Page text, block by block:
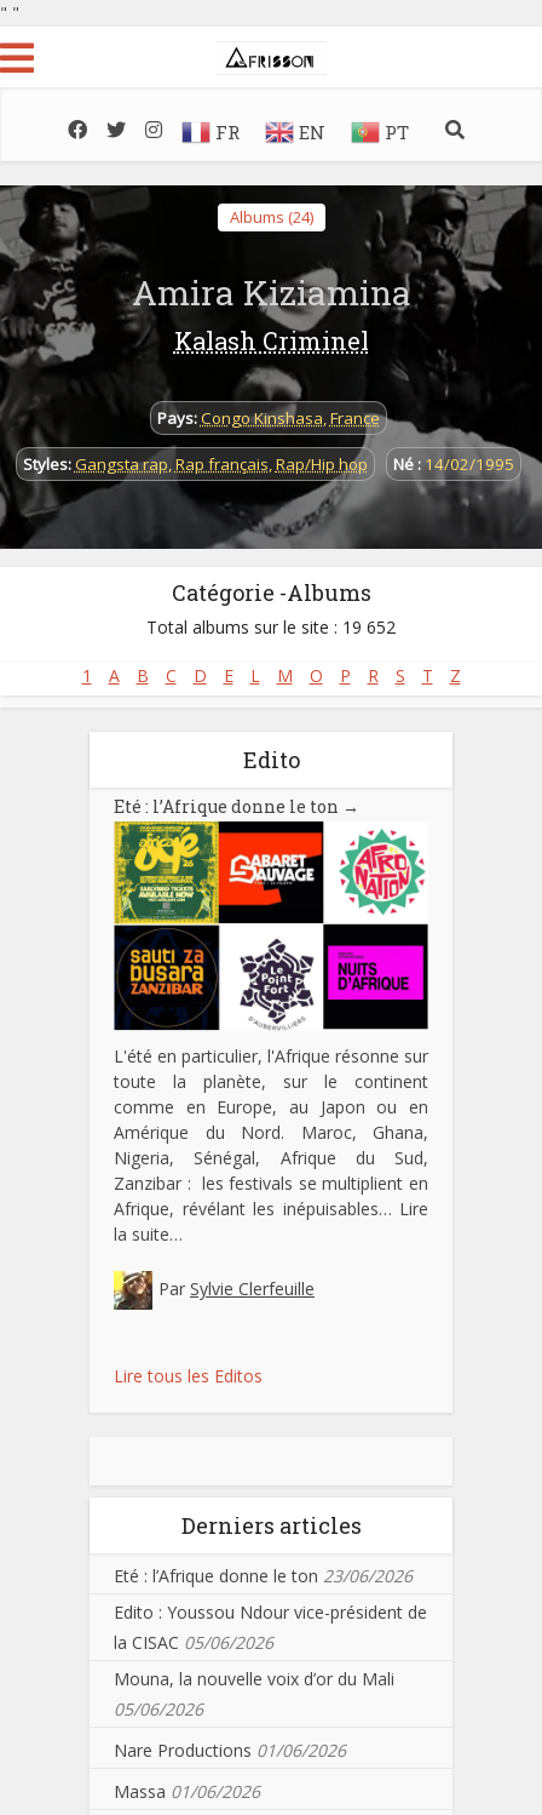
" "
FR EN PT
Albums (24)
Amira Kiziamina
Kalash Criminel
Pays:Congo Kinshasa,France
Styles:Gangsta rap,Rap français,Rap/Hip hop Né : 14/02/1995
Catégorie -Albums
Total albums sur le site : 19 652
1 A B C D E L M O P R S T Z
Edito
Eté : l’Afrique donne le ton →
L'été en particulier, l'Afrique résonne sur
toute la planète, sur le continent
comme en Europe, au Japon ou en
Amérique du Nord. Maroc, Ghana,
Nigeria, Sénégal, Afrique du Sud,
Zanzibar : les festivals se multiplient en
Afrique, révélant les inépuisables… Lire
la suite…
Par Sylvie Clerfeuille
Lire tous les Editos
Derniers articles
Eté : l’Afrique donne le ton 23/06/2026
Edito : Youssou Ndour vice-président de
la CISAC 05/06/2026
Mouna, la nouvelle voix d’or du Mali
05/06/2026
Nare Productions 01/06/2026
Massa 01/06/2026